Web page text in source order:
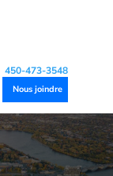
450-473-3548
Nous joindre